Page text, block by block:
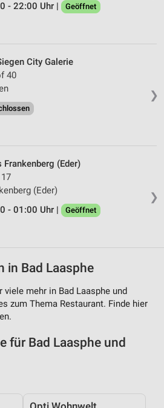
- 22:00 Uhr |
Geöffnet
❯
City Galerie
40
❯
Frankenberg (Eder)
(Eder)
- 01:00 Uhr |
Geöffnet
in Bad Laasphe
viele mehr in Bad Laasphe und
zum Thema Restaurant. Finde hier
für Bad Laasphe und